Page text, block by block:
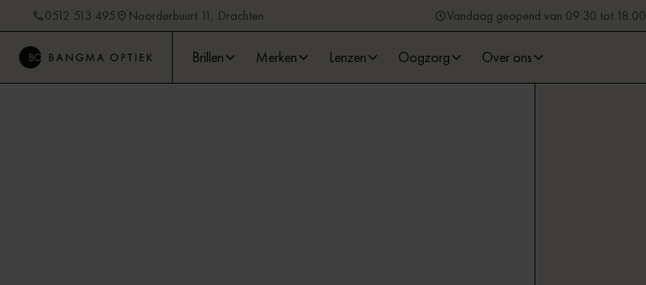
0512 513 495 Noorderbuurt 11, Drachten Vandaag geopend van 09:30 tot 18:00
Brillen Merken Lenzen Oogzorg Over ons